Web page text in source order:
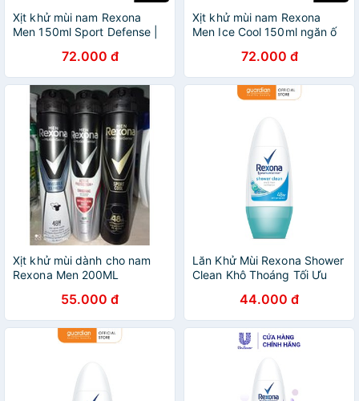
Xịt khử mùi nam Rexona
Men 150ml Sport Defense |
72.000 đ
Xịt khử mùi nam Rexona
Men Ice Cool 150ml ngăn ố
72.000 đ
Xịt khử mùi dành cho nam
Rexona Men 200ML
55.000 đ
Lăn Khử Mùi Rexona Shower
Clean Khô Thoáng Tối Ưu
44.000 đ